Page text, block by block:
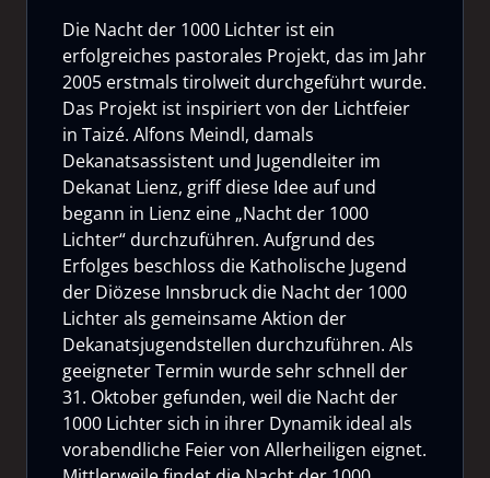
Die Nacht der 1000 Lichter ist ein
erfolgreiches pastorales Projekt, das im Jahr
2005 erstmals tirolweit durchgeführt wurde.
Das Projekt ist inspiriert von der Lichtfeier
in Taizé. Alfons Meindl, damals
Dekanatsassistent und Jugendleiter im
Dekanat Lienz, griff diese Idee auf und
begann in Lienz eine „Nacht der 1000
Lichter“ durchzuführen. Aufgrund des
Erfolges beschloss die Katholische Jugend
der Diözese Innsbruck die Nacht der 1000
Lichter als gemeinsame Aktion der
Dekanatsjugendstellen durchzuführen. Als
geeigneter Termin wurde sehr schnell der
31. Oktober gefunden, weil die Nacht der
1000 Lichter sich in ihrer Dynamik ideal als
vorabendliche Feier von Allerheiligen eignet.